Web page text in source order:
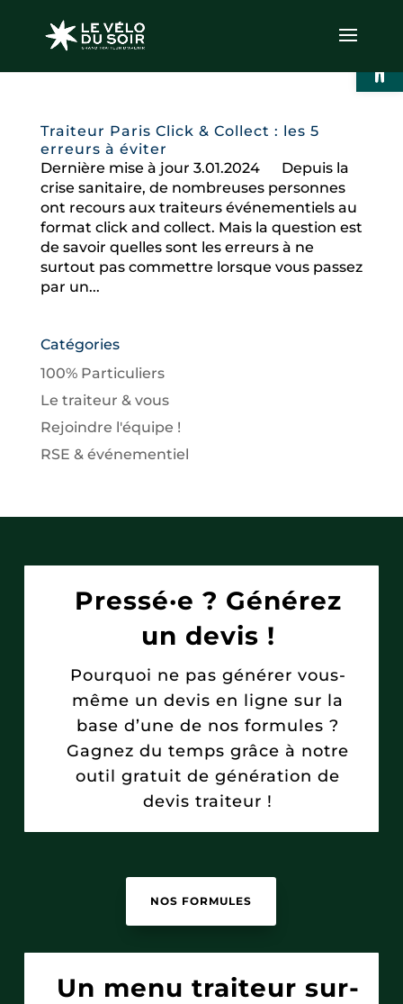
Traiteur Paris Click & Collect : les 5
erreurs à éviter
Dernière mise à jour 3.01.2024 Depuis la
crise sanitaire, de nombreuses personnes
ont recours aux traiteurs événementiels au
format click and collect. Mais la question est
de savoir quelles sont les erreurs à ne
surtout pas commettre lorsque vous passez
par un...
Catégories
100% Particuliers
Le traiteur & vous
Rejoindre l'équipe !
RSE & événementiel
Pressé·e ? Générez
un devis !
Pourquoi ne pas générer vous-
même un devis en ligne sur la
base d’une de nos formules ?
Gagnez du temps grâce à notre
outil gratuit de génération de
devis traiteur !
NOS FORMULES
Un menu traiteur sur-